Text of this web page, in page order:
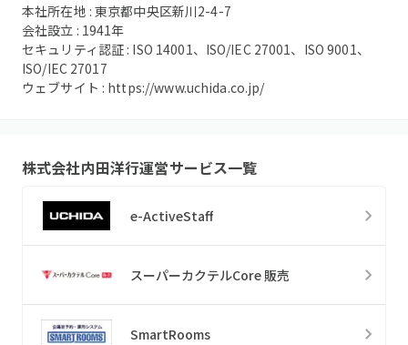
本社所在地 :東京都中央区新川2-4-7
会社設立 : 1941年
セキュリティ認証 : ISO 14001、ISO/IEC 27001、ISO 9001、
ISO/IEC 27017
ウェブサイト : https://www.uchida.co.jp/
株式会社内田洋行運営サービス一覧
e-ActiveStaff
スーパーカクテルCore 販売
SmartRooms